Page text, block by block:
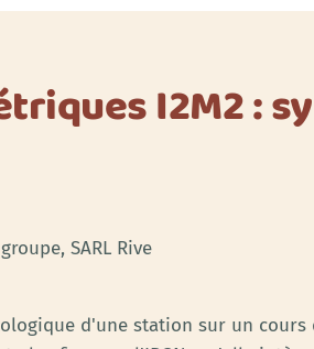
I2M2 :
SARL Rive
d'une station sur un